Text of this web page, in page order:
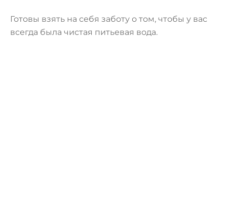
Готовы взять на себя заботу о том, чтобы у вас
всегда была чистая питьевая вода.